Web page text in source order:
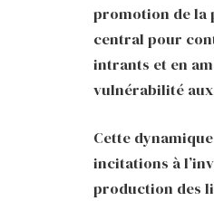
promotion de la
central pour
intrants et en
vulnérabilité
Cette
incitations à
production des